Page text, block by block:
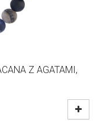
Z AGATAMI,